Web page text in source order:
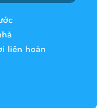
liên hoàn